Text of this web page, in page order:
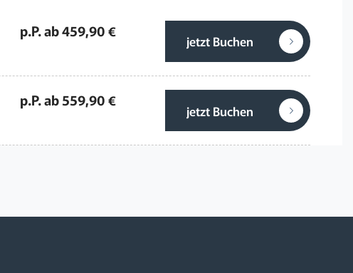
p.P. ab 459,90 €
jetzt Buchen
p.P. ab 559,90 €
jetzt Buchen